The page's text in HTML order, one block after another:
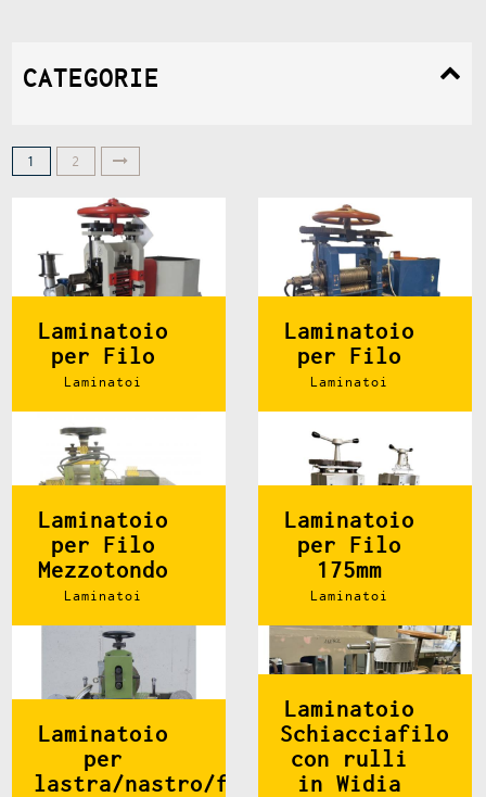
CATEGORIE
1 2
Laminatoio
per Filo
Laminatoi
Laminatoio
per Filo
Laminatoi
Laminatoio
per Filo
Mezzotondo
Laminatoi
Laminatoio
per Filo
175mm
Laminatoi
Laminatoio
per
lastra/nastro/filo
Laminatoio
Schiacciafilo
con rulli
in Widia